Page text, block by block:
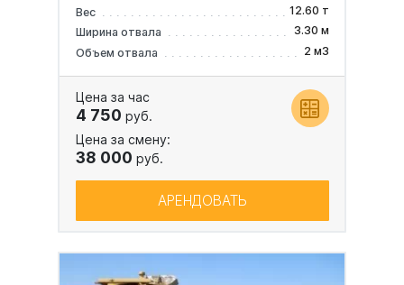
Вес
12.60 т
Ширина отвала
3.30 м
Объем отвала
2 м3
Цена за час
4 750 руб.
Цена за смену:
38 000 руб.
АРЕНДОВАТЬ